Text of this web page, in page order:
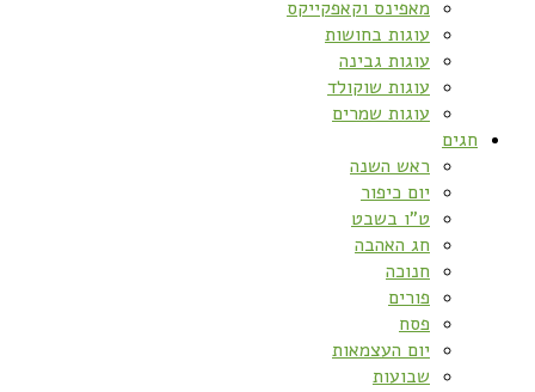
מאפינס וקאפקייקס
עוגות בחושות
עוגות גבינה
עוגות שוקולד
עוגות שמרים
חגים
ראש השנה
יום כיפור
ט”ו בשבט
חג האהבה
חנוכה
פורים
פסח
יום העצמאות
שבועות